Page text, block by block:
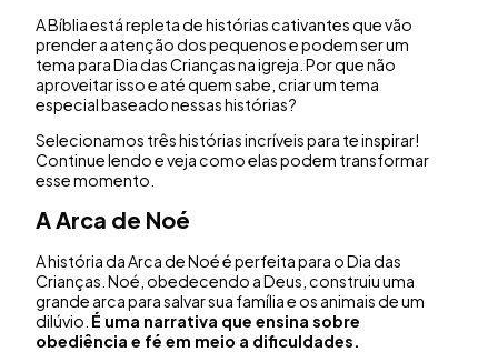
A Bíblia está repleta de histórias cativantes que vão
prender a atenção dos pequenos e podem ser um
tema para Dia das Crianças na igreja. Por que não
aproveitar isso e até quem sabe, criar um tema
especial baseado nessas histórias?
Selecionamos três histórias incríveis para te inspirar!
Continue lendo e veja como elas podem transformar
esse momento.
A Arca de Noé
A história da Arca de Noé é perfeita para o Dia das
Crianças. Noé, obedecendo a Deus, construiu uma
grande arca para salvar sua família e os animais de um
dilúvio. É uma narrativa que ensina sobre
obediência e fé em meio a dificuldades.